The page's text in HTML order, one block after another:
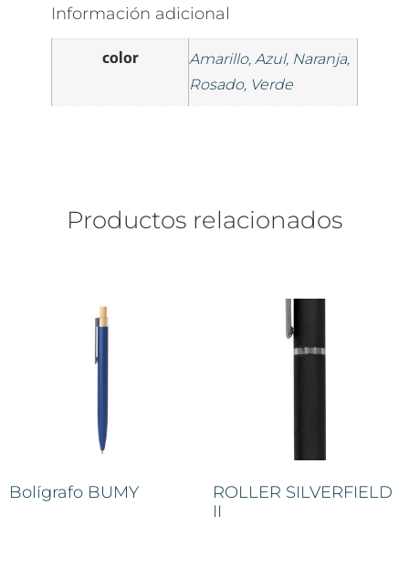
Información adicional
color
Amarillo, Azul, Naranja,
Rosado, Verde
Productos relacionados
Bolígrafo BUMY
ROLLER SILVERFIELD
II